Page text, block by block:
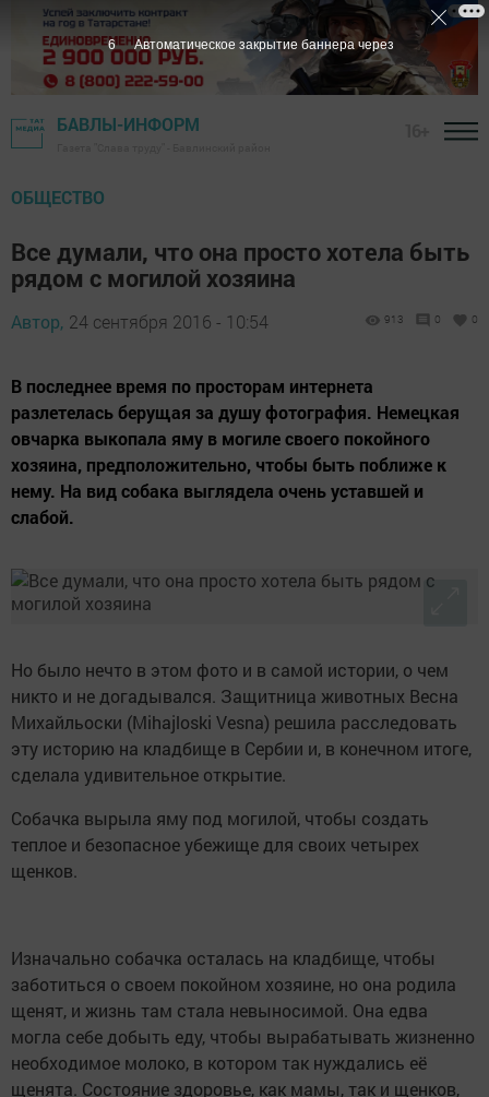
БАВЛЫ-ИНФОРМ
ОБЩЕСТВО
Все думали, что она просто хотела быть
рядом с могилой хозяина
Автор, 24 сентября 2016 - 10:54 913 0 0
В последнее время по просторам интернета
разлетелась берущая за душу фотография. Немецкая
овчарка выкопала яму в могиле своего покойного
хозяина, предположительно, чтобы быть поближе к
нему. На вид собака выглядела очень уставшей и
слабой.
Но было нечто в этом фото и в самой истории, о чем
никто и не догадывался. Защитница животных Весна
Михайльоски (Mihajloski Vesna) решила расследовать
эту историю на кладбище в Сербии и, в конечном итоге,
сделала удивительное открытие.
Собачка вырыла яму под могилой, чтобы создать
теплое и безопасное убежище для своих четырех
щенков.
Изначально собачка осталась на кладбище, чтобы
заботиться о своем покойном хозяине, но она родила
щенят, и жизнь там стала невыносимой. Она едва
могла себе добыть еду, чтобы вырабатывать жизненно
необходимое молоко, в котором так нуждались её
щенята. Состояние здоровье, как мамы, так и щенков,
4 Автоматическое закрытие баннера через